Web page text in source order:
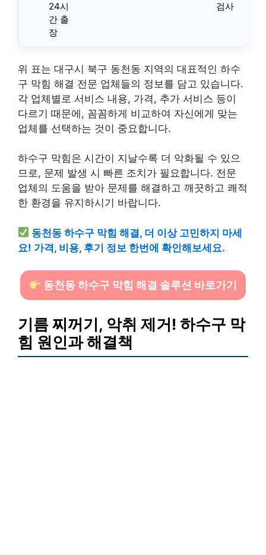
24시
간 출
장
검사
위 표는 대구시 북구 동천동 지역의 대표적인 하수
구 막힘 해결 전문 업체들의 정보를 담고 있습니다.
각 업체별로 서비스 내용, 가격, 추가 서비스 등이
다르기 때문에, 꼼꼼하게 비교하여 자신에게 맞는
업체를 선택하는 것이 중요합니다.
하수구 막힘은 시간이 지날수록 더 악화될 수 있으
므로, 문제 발생 시 빠른 조치가 필요합니다. 전문
업체의 도움을 받아 문제를 해결하고 깨끗하고 쾌적
한 환경을 유지하시기 바랍니다.
동천동 하수구 막힘 해결, 더 이상 고민하지 마세
요! 가격, 비용, 후기 정보 한번에 확인해보세요.
동천동 하수구 막힘 해결 솔루션 바로가기
기름 찌꺼기, 악취 제거! 하수구 막
힘 원인과 해결책